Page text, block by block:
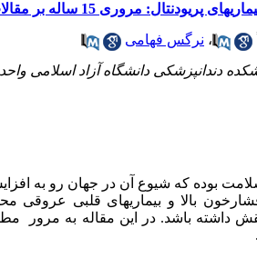
مروری 15 ساله بر مقالات
، نرگس فهامی
دندانپزشکی دانشگاه آزاد اسلامی
بوده که شیوع آن در جهان رو به
بالا و بیماریهای قلبی
نقش داشته باشد. در این مقاله به مرور